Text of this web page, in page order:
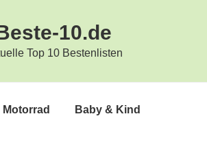
10.de
Top 10 Bestenlisten
Baby & Kind